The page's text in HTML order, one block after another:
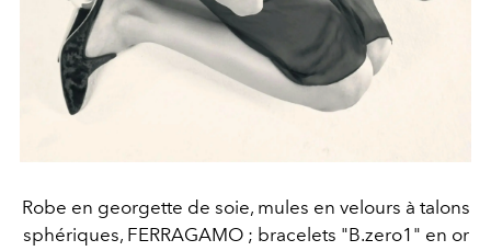
Robe en georgette de soie, mules en velours à talons
sphériques, FERRAGAMO ; bracelets "B.zero1" en or